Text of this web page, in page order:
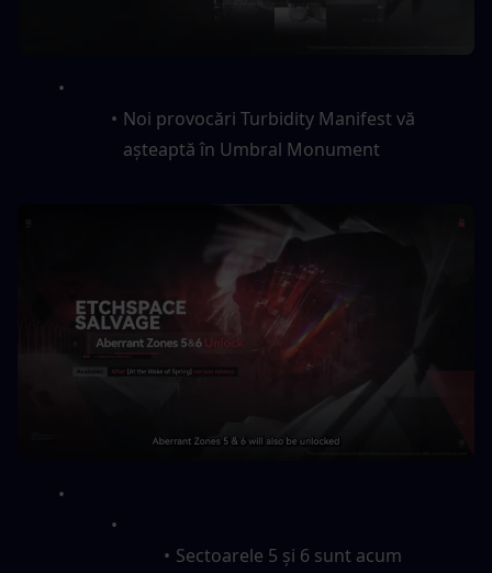
Noi provocări Turbidity Manifest vă
așteaptă în Umbral Monument
Sectoarele 5 și 6 sunt acum